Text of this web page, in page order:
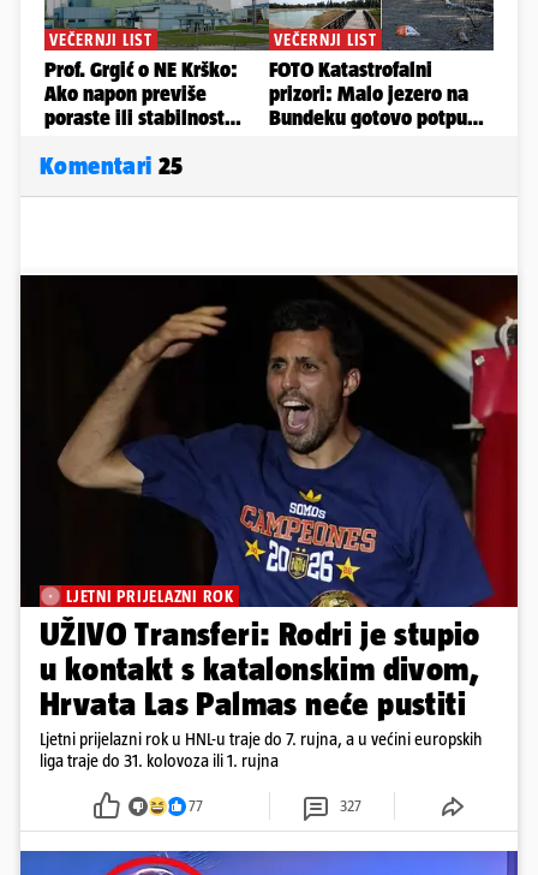
Komentari 25
LJETNI PRIJELAZNI ROK
UŽIVO Transferi: Rodri je stupio
u kontakt s katalonskim divom,
Hrvata Las Palmas neće pustiti
Ljetni prijelazni rok u HNL-u traje do 7. rujna, a u većini europskih
liga traje do 31. kolovoza ili 1. rujna
77 327